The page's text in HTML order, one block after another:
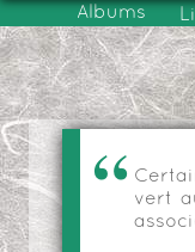
Albums
vert